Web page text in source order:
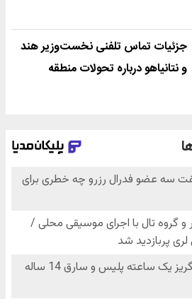
جزئیات تماس تلفنی نخست‌وزیر هند
و نتانیاهو درباره تحولات منطقه